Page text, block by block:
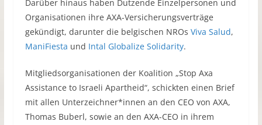
Darüber hinaus haben Dutzende Einzelpersonen und
Organisationen ihre AXA-Versicherungsverträge
gekündigt, darunter die belgischen NROs Viva Salud,
ManiFiesta und Intal Globalize Solidarity.
Mitgliedsorganisationen der Koalition „Stop Axa
Assistance to Israeli Apartheid“, schickten einen Brief
mit allen Unterzeichner*innen an den CEO von AXA,
Thomas Buberl, sowie an den AXA-CEO in ihrem